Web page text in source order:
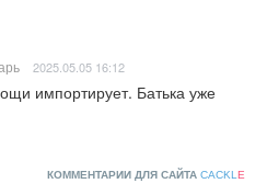
2025.05.05 16:12
импортирует. Батька уже
КОММЕНТАРИИ ДЛЯ САЙТА CACKL E